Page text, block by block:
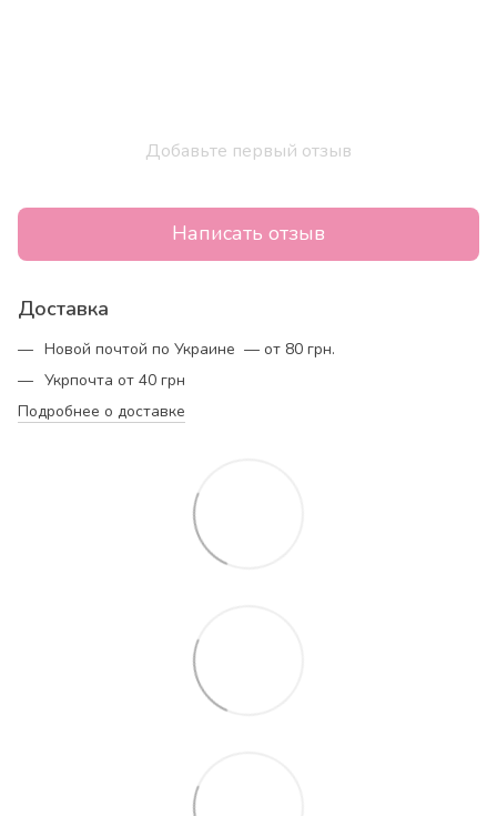
Добавьте первый отзыв
Написать отзыв
Доставка
Новой почтой по Украине — от 80 грн.
Укрпочта от 40 грн
Подробнее о доставке